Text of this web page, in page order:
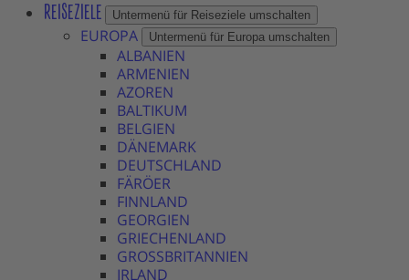
REISEZIELE Untermenü für Reiseziele umschalten
EUROPA Untermenü für Europa umschalten
ALBANIEN
ARMENIEN
AZOREN
BALTIKUM
BELGIEN
DÄNEMARK
DEUTSCHLAND
FÄRÖER
FINNLAND
GEORGIEN
GRIECHENLAND
GROSSBRITANNIEN
IRLAND